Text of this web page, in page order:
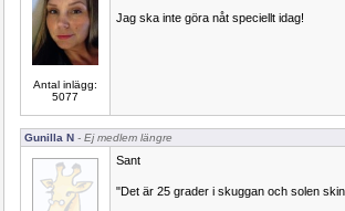
Antal inlägg:
5077
Jag ska inte göra nåt speciellt idag!
Gunilla N - Ej medlem längre
Sant
"Det är 25 grader i skuggan och solen